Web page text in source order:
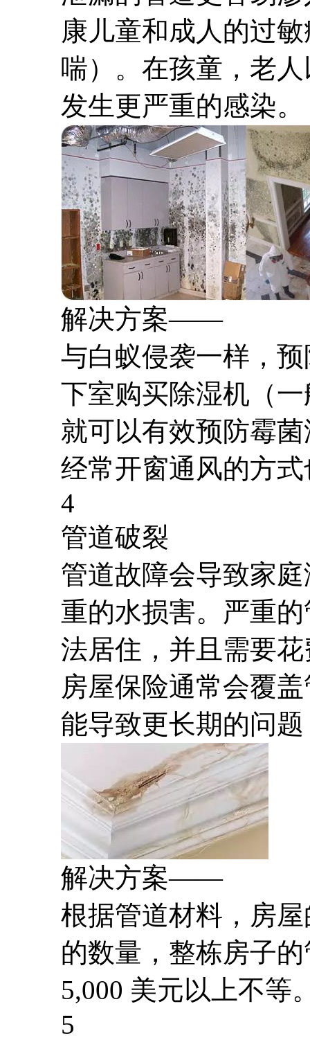
康儿童和成人的过
喘）。在孩童，老
发生更严重的感染。
解决方案——
与白蚁侵袭一样，
下室购买除湿机（
就可以有效预防霉
经常开窗通风的方
4
管道破裂
管道故障会导致家
重的水损害。严重
法居住，并且需要
房屋保险通常会覆
能导致更长期的问
解决方案——
根据管道材料，房
的数量，整栋房子
5,000 美元以上不等
5